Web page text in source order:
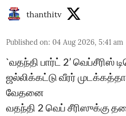
thanthitv
Published on: 04 Aug 2026, 5:41 am
`வதந்தி பார்ட் 2’ வெப்சீரிஸ்
ஜல்லிக்கட்டு வீரர்
வேதனை
வதந்தி 2 வெப் சீரிஸுக்கு